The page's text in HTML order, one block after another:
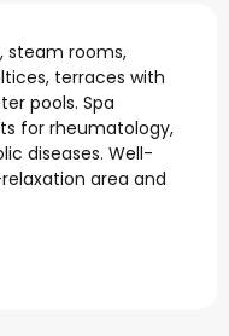
steam rooms,
terraces with
pools. Spa
for rheumatology,
diseases. Well-
area and